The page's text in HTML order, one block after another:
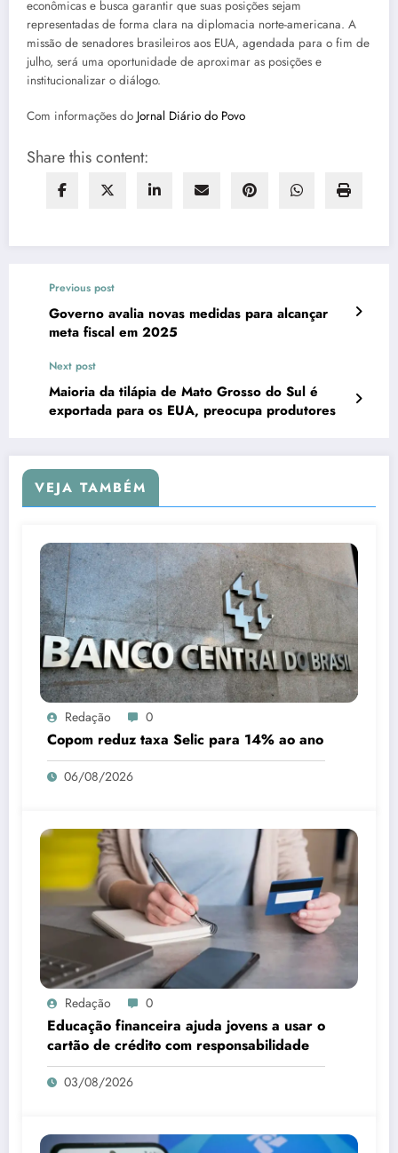
econômicas e busca garantir que suas posições sejam
representadas de forma clara na diplomacia norte-americana. A
missão de senadores brasileiros aos EUA, agendada para o fim de
julho, será uma oportunidade de aproximar as posições e
institucionalizar o diálogo.
Com informações do Jornal Diário do Povo
Share this content:
Previous post
Governo avalia novas medidas para alcançar
meta fiscal em 2025
Next post
Maioria da tilápia de Mato Grosso do Sul é
exportada para os EUA, preocupa produtores
VEJA TAMBÉM
Redação 0
Copom reduz taxa Selic para 14% ao ano
06/08/2026
Redação 0
Educação financeira ajuda jovens a usar o
cartão de crédito com responsabilidade
03/08/2026